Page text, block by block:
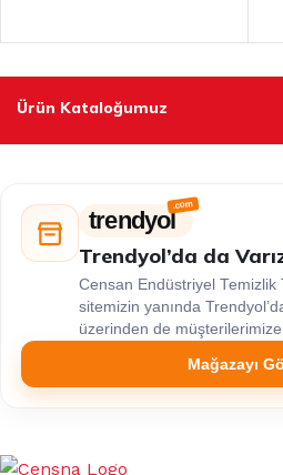
Ürün Kataloğumuz
trendyol
Trendyol’da da
Censan Endüstriyel Temizlik
sitemizin yanında
üzerinden de müşterilerimize
Mağazayı